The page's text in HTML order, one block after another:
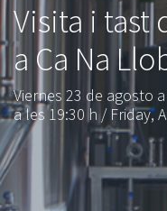
Visita i tast
a Ca Na
Viernes 23 de agosto
a les 19:30 h / Friday,